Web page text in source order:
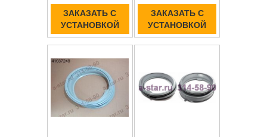
ЗАКАЗАТЬ С
УСТАНОВКОЙ
ЗАКАЗАТЬ С
УСТАНОВКОЙ